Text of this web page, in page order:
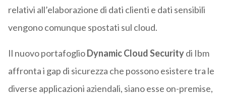
relativi all’elaborazione di dati clienti e dati sensibili
vengono comunque spostati sul cloud.
Il nuovo portafoglioDynamic Cloud Securitydi Ibm
affronta i gap di sicurezza che possono esistere tra le
diverse applicazioni aziendali, siano esse on-premise,